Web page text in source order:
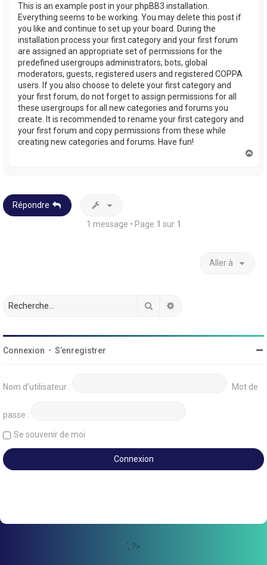
This is an example post in your phpBB3 installation.
Everything seems to be working. You may delete this post if
you like and continue to set up your board. During the
installation process your first category and your first forum
are assigned an appropriate set of permissions for the
predefined usergroups administrators, bots, global
moderators, guests, registered users and registered COPPA
users. If you also choose to delete your first category and
your first forum, do not forget to assign permissions for all
these usergroups for all new categories and forums you
create. It is recommended to rename your first category and
your first forum and copy permissions from these while
creating new categories and forums. Have fun!
Répondre
1 message • Page 1 sur 1
Aller à
Rechercher
Connexion • S’enregistrer
Nom d’utilisateur : Mot de
passe :
Se souvenir de moi
'; ?>